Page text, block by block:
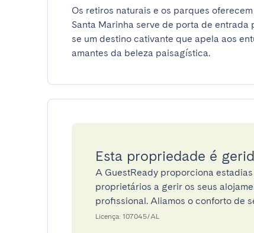
Os retiros naturais e os parques
Santa Marinha serve de porta de
se um destino cativante que apela aos
amantes da beleza paisagística.
Esta propriedade é
A GuestReady proporciona
proprietários a gerir os seus
profissional. Aliamos o conforto de
Licença: 107045/AL